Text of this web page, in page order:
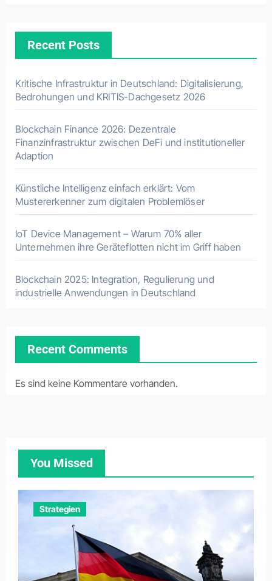
Recent Posts
Kritische Infrastruktur in Deutschland: Digitalisierung,
Bedrohungen und KRITIS-Dachgesetz 2026
Blockchain Finance 2026: Dezentrale
Finanzinfrastruktur zwischen DeFi und institutioneller
Adaption
Künstliche Intelligenz einfach erklärt: Vom
Mustererkenner zum digitalen Problemlöser
IoT Device Management – Warum 70% aller
Unternehmen ihre Geräteflotten nicht im Griff haben
Blockchain 2025: Integration, Regulierung und
industrielle Anwendungen in Deutschland
Recent Comments
Es sind keine Kommentare vorhanden.
You Missed
Strategien